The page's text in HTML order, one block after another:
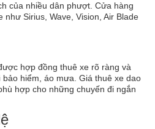
của nhiều dân phượt. Cửa hàng
như Sirius, Wave, Vision, Air Blade
hợp đồng thuê xe rõ ràng và
hiểm, áo mưa. Giá thuê xe dao
hợp cho những chuyến đi ngắn